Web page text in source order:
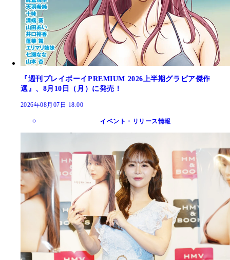
『週刊プレイボーイPREMIUM 2026上半期グラビア傑作
選』、8月10日（月）に発売！
2026年08月07日 18:00
イベント・リリース情報